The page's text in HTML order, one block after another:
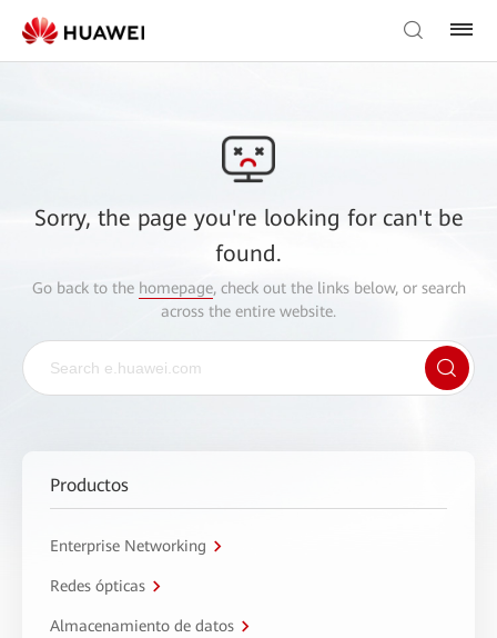
Sorry, the page you're looking for can't be
found.
Go back to the homepage, check out the links below, or search
across the entire website.
Productos
Enterprise Networking
Redes ópticas
Almacenamiento de datos